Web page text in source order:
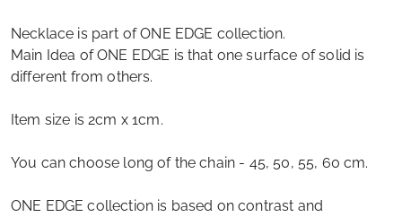
Necklace is part of ONE EDGE collection.
Main Idea of ONE EDGE is that one surface of solid is
different from others.
Item size is 2cm x 1cm.
You can choose long of the chain - 45, 50, 55, 60 cm.
ONE EDGE collection is based on contrast and